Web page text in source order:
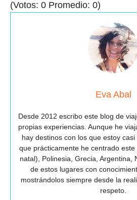
(Votos: 0 Promedio: 0)
Eva Abal
Desde 2012 escribo este blog de
propias experiencias. Aunque he
hay destinos con los que estoy
que prácticamente he centrado
natal), Polinesia, Grecia, Argentina,
de estos lugares con
mostrándolos siempre desde la
respeto.